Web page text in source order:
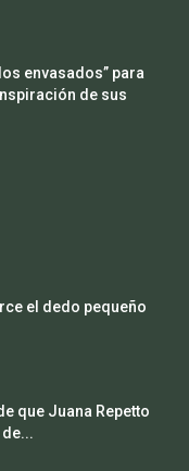
envasados” para
de sus
el dedo pequeño
que Juana Repetto